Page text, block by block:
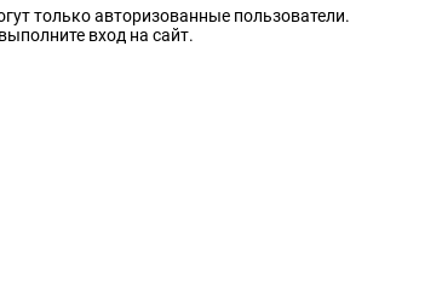
только авторизованные пользователи.
вход на сайт.